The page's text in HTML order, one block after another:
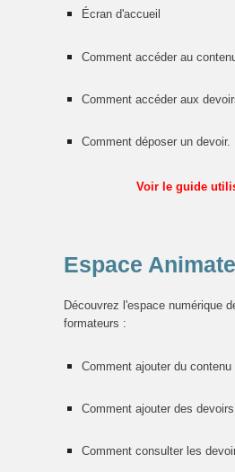
Écran d'accueil
Comment accéder au
Comment accéder aux
Comment déposer un devoir.
Voir le guide
Espace
Découvrez l'espace numérique
formateurs :
Comment ajouter du contenu
Comment ajouter des
Comment consulter les